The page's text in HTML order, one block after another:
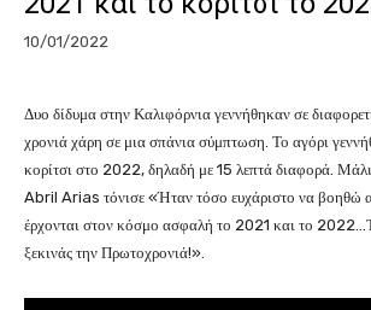
10/01/2022
Δυο δίδυμα στην Καλιφόρνια γεννήθηκαν σε
χρονιά χάρη σε μια σπάνια σύμπτωση. Το αγόρι
κορίτσι στο 2022, δηλαδή με 15 λεπτά διαφορά.
Abril Arias τόνισε «Ήταν τόσο ευχάριστο να βοηθώ
έρχονται στον κόσμο ασφαλή το 2021 και το
ξεκινάς την Πρωτοχρονιά!».